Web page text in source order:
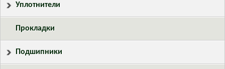
Уплотнители
Прокладки
Подшипники